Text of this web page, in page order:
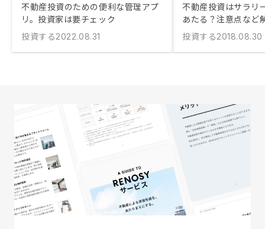
不動産投資のための便利な管理アプ
リ。投資家は要チェック
投資する2022.08.31
不動産投資はサラリ
あたる？注意点など
投資する2018.08.30